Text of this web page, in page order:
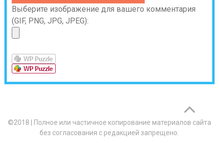
Выберите изображение для вашего комментария
(GIF, PNG, JPG, JPEG):
©2018
Полное или частичное копирование материалов сайта
без согласования с редакцией запрещено.